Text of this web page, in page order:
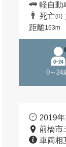
軽自動
死亡(0)
距離163m
0～24
2019
前橋市
車両相